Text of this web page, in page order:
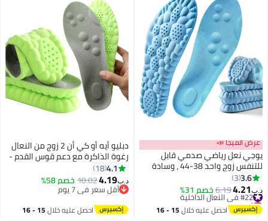
عرض الميجا 📣
نعل رياضي صدمي قابل
للتنفس زوج واحد 38-44 ، وسادة
مقطوعة ، ماصة للعرق ، نعال
تخفف آلام القدم ووسادة ألم
للنساء والرجال ، مناسبة
عارضة والعمل
3.6
3
4.21
6.19خصم 31% #22 في النعال الداخلية
أقل سعر في السنة
#22 في النعال الداخلية احصل عليه خلال 15 - 16
دبليو أيه أو كي أن 2 زوج من النعال
رغوة الذاكرة مع دعم قوس القدم -
الرجال والنساء النعال مريحة - تنفس
امتصاص الصدمات - أحذية التدريب ،
أحذية رياضية ، أحذية العمل الخيار
4.1
18
د.ب‏4.19
10.02خصم 58%
أقل سعر في 7 يوم
أقل سعر في 7 يوم
احصل عليه خلال 15 - 16